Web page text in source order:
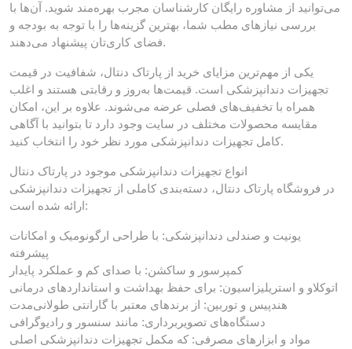
می‌توانید از مشاوره رایگان کارشناسان مجرب بهره‌مند شوید. آن‌ها با
بررسی نیازهای مطب شما، بهترین گزینه‌ها را با توجه به بودجه و
فضای کاری‌تان پیشنهاد می‌دهند.
یکی از مهم‌ترین مزایای خرید از پارتاک دنتال، شفافیت در قیمت
تجهیزات دندانپزشکی است. قیمت‌ها به‌روز و رقابتی هستند و اغلب
همراه با تخفیف‌های فصلی عرضه می‌شوند. علاوه بر این، امکان
مقایسه محصولات مختلف در سایت وجود دارد تا بتوانید با آگاهی
کامل تجهیزات دندانپزشکی مورد نظر خود را انتخاب کنید.
انواع تجهیزات دندانپزشکی موجود در پارتاک دنتال
در فروشگاه پارتاک دنتال، دسته‌بندی کاملی از تجهیزات دندانپزشکی
ارائه شده است:
یونیت و صندلی دندانپزشکی: با طراحی ارگونومیک و امکانات
پیشرفته
کمپرسور و ساکشن: با صدای کم و عملکرد پایدار
اتوکلاو و استریلیزاسیون: برای حفظ بهداشت و استانداردهای درمانی
هندپیس و توربین: از برندهای معتبر با گارانتی طولانی‌مدت
دستگاه‌های تصویربرداری: مانند سنسور و رادیوگرافی
مواد و ابزارهای مصرفی: که مکمل تجهیزات دندانپزشکی اصلی